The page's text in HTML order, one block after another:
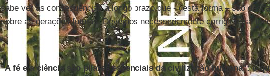
sabe ver as consequências a longo prazo que - desta forma – são
sobre as gerações futuras. Devemos necessariamente corrigir essa
"A fé e a ciência são pilares essenciais da civilização humana": o